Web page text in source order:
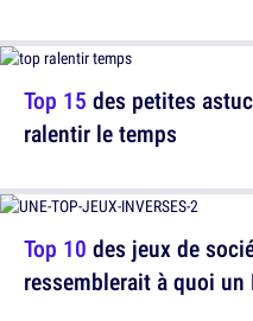
Top 10 des jeux de
ressemblerait à quoi
Top 15 des petites
ralentir le temps